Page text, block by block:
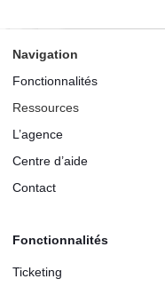
Navigation
Fonctionnalités
Ressources
L’agence
Centre d’aide
Contact
Fonctionnalités
Ticketing